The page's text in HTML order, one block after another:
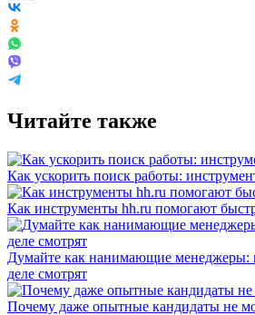
Читайте также
Как ускорить поиск работы:
Как инструменты hh.ru помогают
Думайте как нанимающие менеджеры:
деле смотрят
Почему даже опытные кандидаты не